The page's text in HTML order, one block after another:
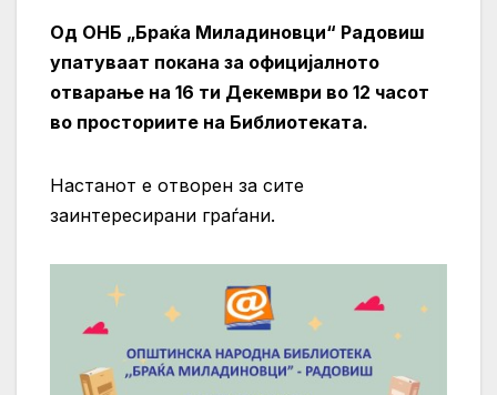
Од ОНБ „Браќа Миладиновци“ Радовиш
упатуваат покана за официјалното
отварање на 16 ти Декември во 12 часот
во просториите на Библиотеката.
Настанот е отворен за сите
заинтересирани граѓани.